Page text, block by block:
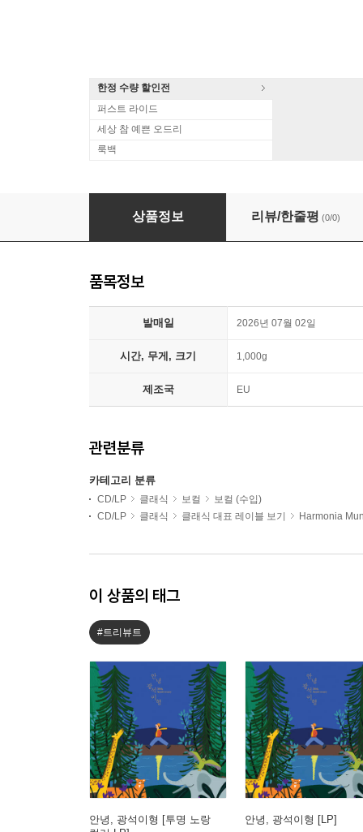
한정 수량 할인전
퍼스트 라이드
세상 참 예쁜 오드리
룩백
로레인 헌트 리버슨 헌정 음반 (Hunt Lorraine
상품정보 리뷰/한줄평 (0/0)
품목정보
발매일 2026년 07월 02일
시간, 무게, 크기 1,000g
제조국 EU
관련분류
카테고리 분류
CD/LP 클래식 보컬
보컬 (수입)
CD/LP
클래식 클래식 대표 레이블 보기 Harmonia
이 상품의 태그
#트리뷰트
안녕, 광석이형 [투명 노랑
안녕, 광석이형 [LP]